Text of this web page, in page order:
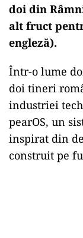
doi din
alt fruct
engleză).
Într-o lume
doi tineri
industriei
pearOS, un
inspirat din
construit pe